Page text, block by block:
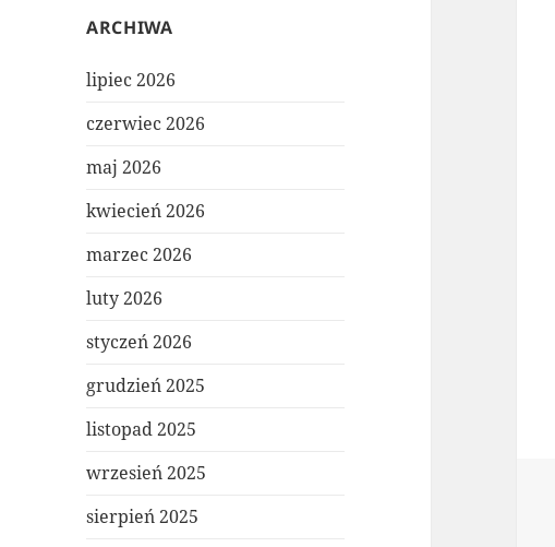
ARCHIWA
lipiec 2026
czerwiec 2026
maj 2026
kwiecień 2026
marzec 2026
luty 2026
styczeń 2026
grudzień 2025
listopad 2025
wrzesień 2025
sierpień 2025